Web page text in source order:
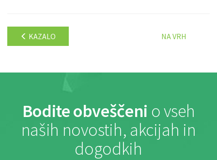
KAZALO NA VRH
Bodite obveščeni o vseh
naših novostih, akcijah in
dogodkih